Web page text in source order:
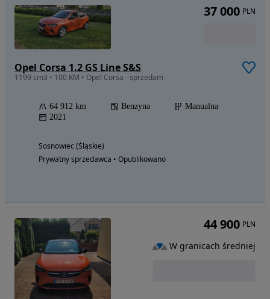
Opel Corsa 1.2 GS Line S&S
1199 cm3 • 100 KM • Opel Corsa - sprzedam
64 912 km Benzyna
Manualna
2021
Sosnowiec (Śląskie)
Prywatny sprzedawca • Opublikowano
37 000 PLN
44 900 PLN
W granicach średniej